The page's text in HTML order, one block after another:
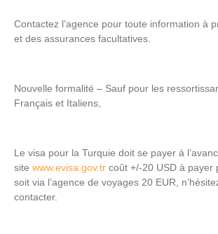
Contactez l’agence pour toute information à
et des assurances facultatives.
Nouvelle formalité – Sauf pour les
Français et Italiens,
Le visa pour la Turquie doit se payer à
site www.evisa.gov.tr coût +/-20 USD à payer
soit via l’agence de voyages 20 EUR,
contacter.